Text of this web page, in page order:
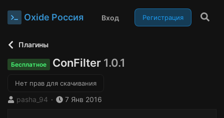
Oxide Россия Вход Регистрация
Плагины
Бесплатное ConFilter 1.0.1
Нет прав для скачивания
А
pasha_94
Д
7 Янв 2016